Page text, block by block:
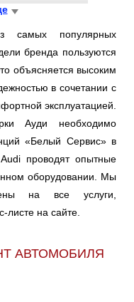
A8
Q5
популярных
бренда пользуются
объясняется высоким
в сочетании с
эксплуатацией.
Ауди необходимо
«Белый Сервис» в
проводят опытные
оборудовании. Мы
на все услуги,
листе на сайте.
АВТОМОБИЛЯ